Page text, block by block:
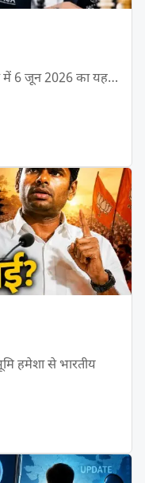
में 6 जून 2026 का यह…
हमेशा से भारतीय